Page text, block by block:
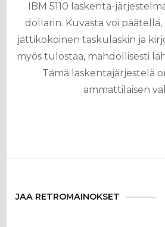
IBM 5110 laskenta-
dollarin. Kuvasta voi päätellä,
jättikokoinen taskulaskin ja
myös tulostaa, mahdollisesti
Tämä laskentajärjestelä
ammattilaisen
JAA RETROMAINOKSET